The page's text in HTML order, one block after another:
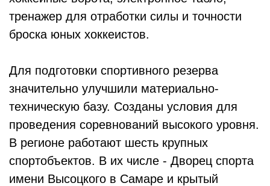
тренажер для отработки силы и точности
броска юных хоккеистов.
Для подготовки спортивного резерва
значительно улучшили материально-
техническую базу. Созданы условия для
проведения соревнований высокого уровня.
В регионе работают шесть крупных
спортобъектов. В их числе - Дворец спорта
имени Высоцкого в Самаре и крытый